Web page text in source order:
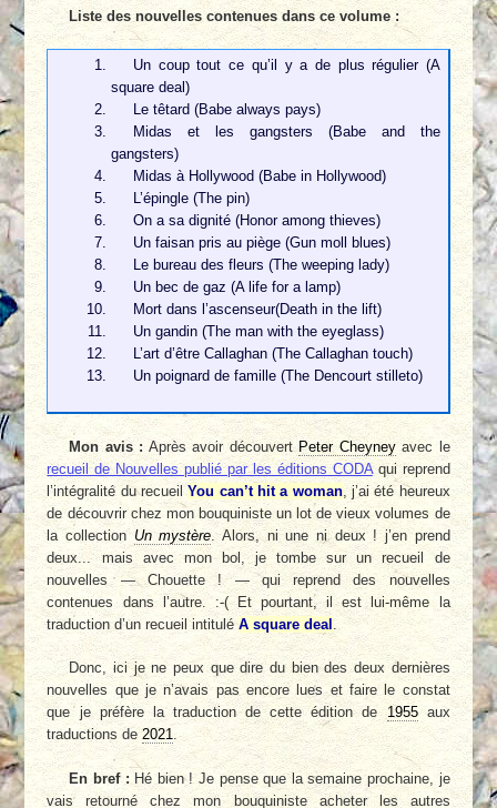
Liste des nouvelles contenues dans ce volume :
Un coup tout ce qu’il y a de plus régulier (A
square deal)
Le têtard (Babe always pays)
Midas et les gangsters (Babe and the
gangsters)
Midas à Hollywood (Babe in Hollywood)
L’épingle (The pin)
On a sa dignité (Honor among thieves)
Un faisan pris au piège (Gun moll blues)
Le bureau des fleurs (The weeping lady)
Un bec de gaz (A life for a lamp)
Mort dans l’ascenseur(Death in the lift)
Un gandin (The man with the eyeglass)
L’art d’être Callaghan (The Callaghan touch)
Un poignard de famille (The Dencourt stilleto)
Mon avis : Après avoir découvert Peter Cheyneyavec le
recueil de Nouvelles publié par les éditions CODAqui reprend
l’intégralité du recueilYou can’t hit a woman, j’ai été heureux
de découvrir chez mon bouquiniste un lot de vieux volumes de
la collection Un mystère. Alors, ni une ni deux ! j’en prend
deux... mais avec mon bol, je tombe sur un recueil de
nouvelles — Chouette ! — qui reprend des nouvelles
contenues dans l’autre. :-( Et pourtant, il est lui-même la
traduction d’un recueil intituléA square deal
Donc, ici je ne peux que dire du bien des deux dernières
nouvelles que je n’avais pas encore lues et faire le constat
que je préfère la traduction de cette édition de 1955aux
traductions de2021.
En bref :Hé bien ! Je pense que la semaine prochaine, je
vais retourné chez mon bouquiniste acheter les autres